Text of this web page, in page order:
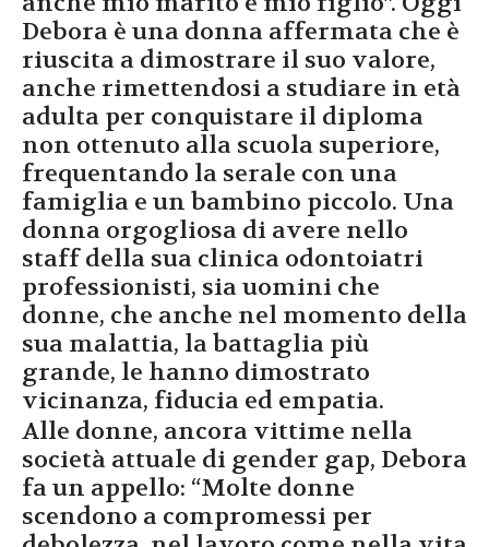
Debora è una donna affermata che è
riuscita a dimostrare il suo valore,
anche rimettendosi a studiare in età
adulta per conquistare il diploma
non ottenuto alla scuola superiore,
frequentando la serale con una
famiglia e un bambino piccolo. Una
donna orgogliosa di avere nello
staff della sua clinica odontoiatri
professionisti, sia uomini che
donne, che anche nel momento della
sua malattia, la battaglia più
grande, le hanno dimostrato
vicinanza, fiducia ed empatia.
Alle donne, ancora vittime nella
società attuale di gender gap, Debora
fa un appello: “Molte donne
scendono a compromessi per